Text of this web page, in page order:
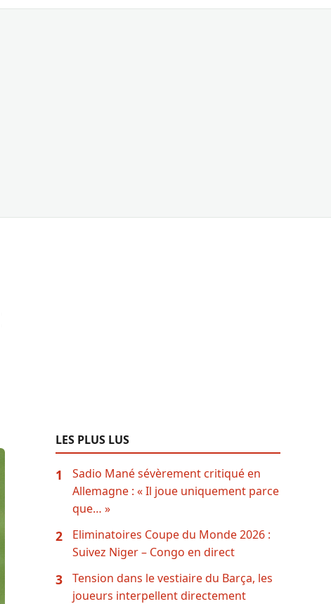
LES PLUS LUS
1
Sadio Mané sévèrement critiqué en
Allemagne : « Il joue uniquement parce
que… »
2
Eliminatoires Coupe du Monde 2026 :
Suivez Niger – Congo en direct
3
Tension dans le vestiaire du Barça, les
joueurs interpellent directement